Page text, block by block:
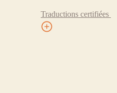
Traductions certifiées